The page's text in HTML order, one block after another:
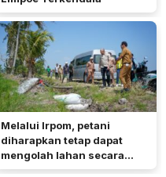
Melalui Irpom, petani
diharapkan tetap dapat
mengolah lahan secara
optimal meski di tengah